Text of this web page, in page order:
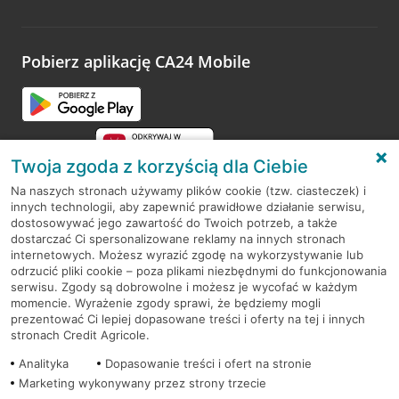
opinie.
Pobierz aplikację CA24 Mobile
RODO
Regulamin serwisu
Mapa serwisu
PolitykaCookies
Twoja zgoda z korzyścią dla Ciebie
Na naszych stronach używamy plików cookie (tzw. ciasteczek) i
innych technologii, aby zapewnić prawidłowe działanie serwisu,
dostosowywać jego zawartość do Twoich potrzeb, a także
dostarczać Ci spersonalizowane reklamy na innych stronach
internetowych. Możesz wyrazić zgodę na wykorzystywanie lub
odrzucić pliki cookie – poza plikami niezbędnymi do funkcjonowania
serwisu. Zgody są dobrowolne i możesz je wycofać w każdym
momencie. Wyrażenie zgody sprawi, że będziemy mogli
prezentować Ci lepiej dopasowane treści i oferty na tej i innych
stronach Credit Agricole.
Analityka
Dopasowanie treści i ofert na stronie
Marketing wykonywany przez strony trzecie